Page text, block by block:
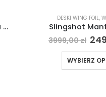
Slingshot E 866 (1550 cm2) przednia lotka 2023
DESKI WING FOIL,
Slingshot
3999,00zł
WYBIERZ